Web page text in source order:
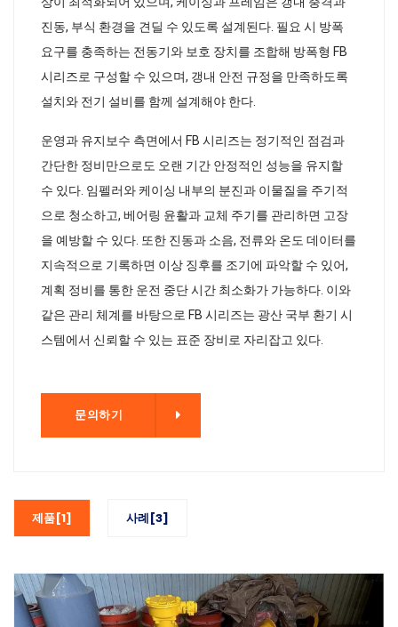
진동, 부식 환경을 견딜 수 있도록 설계된다. 필요 시 방폭
요구를 충족하는 전동기와 보호 장치를 조합해 방폭형 FB
시리즈로 구성할 수 있으며, 갱내 안전 규정을 만족하도록
설치와 전기 설비를 함께 설계해야 한다.
운영과 유지보수 측면에서 FB 시리즈는 정기적인 점검과
간단한 정비만으로도 오랜 기간 안정적인 성능을 유지할
수 있다. 임펠러와 케이싱 내부의 분진과 이물질을 주기적
으로 청소하고, 베어링 윤활과 교체 주기를 관리하면 고장
을 예방할 수 있다. 또한 진동과 소음, 전류와 온도 데이터를
지속적으로 기록하면 이상 징후를 조기에 파악할 수 있어,
계획 정비를 통한 운전 중단 시간 최소화가 가능하다. 이와
같은 관리 체계를 바탕으로 FB 시리즈는 광산 국부 환기 시
스템에서 신뢰할 수 있는 표준 장비로 자리잡고 있다.
문의하기
제품[1] 사례[3]